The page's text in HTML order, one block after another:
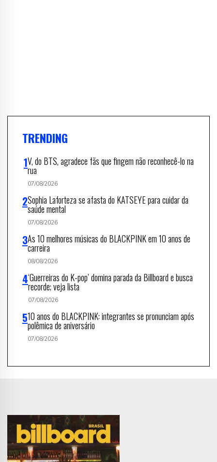
TRENDING
V, do BTS, agradece fãs que fingem não reconhecê-lo na
rua
07/08/2026
Sophia Laforteza se afasta do KATSEYE para cuidar da
saúde mental
07/08/2026
As 10 melhores músicas do BLACKPINK em 10 anos de
carreira
08/08/2026
‘Guerreiras do K-pop’ domina parada da Billboard e busca
recorde; veja lista
07/08/2026
10 anos do BLACKPINK: integrantes se pronunciam após
polêmica de aniversário
07/08/2026